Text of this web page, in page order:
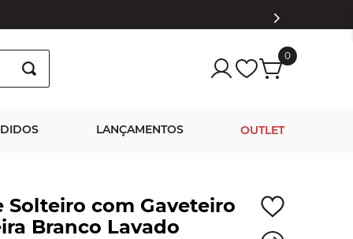
0
LANÇAMENTOS OUTLET
Solteiro com Gaveteiro
Branco Lavado